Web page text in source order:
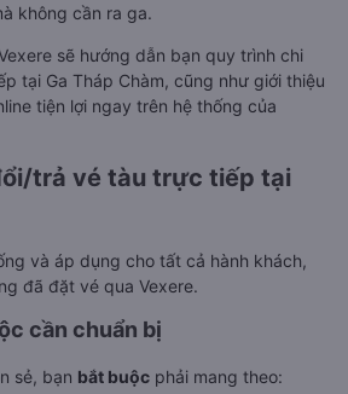
không cần ra ga.
sẽ hướng dẫn bạn quy trình chi
tại Ga Tháp Chàm, cũng như giới thiệu
tiện lợi ngay trên hệ thống của
trả vé tàu trực tiếp tại
và áp dụng cho tất cả hành khách,
đã đặt vé qua Vexere.
cần chuẩn bị
sẻ, bạn bắt buộc phải mang theo: